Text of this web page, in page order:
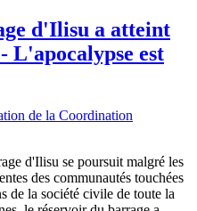
d'Ilisu a atteint
L'apocalypse est
de la Coordination
d'Ilisu se poursuit malgré les
des communautés touchées
de la société civile de toute la